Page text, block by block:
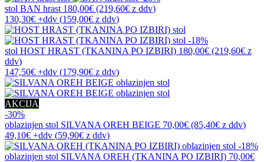
stol BAN hrast 180,00€ (219,60€ z ddv)
130,30€ +ddv (159,00€ z ddv)
-18%
stol HOST HRAST (TKANINA PO IZBIRI) 180,00€ (219,60€ z
ddv)
147,50€ +ddv (179,90€ z ddv)
AKCIJA
-30%
oblazinjen stol SILVANA OREH BEIGE 70,00€ (85,40€ z ddv)
49,10€ +ddv (59,90€ z ddv)
-18%
oblazinjen stol SILVANA OREH (TKANINA PO IZBIRI) 70,00€